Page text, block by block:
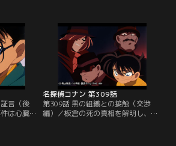
て、凶器
郎に麻酔
ンだが、
方なくコ
トを与え
黒の組織のメンバー・テキーラと似
た風貌の男を見かけたと聞き、この
事件に関係しているのではないかと
考える。コナンたちは3人の依頼人
とともに板倉が潜伏していた部屋を
訪れるが…。
言（後
は心臓発
名探偵コナン 第309話
第309話 黒の組織との接触（交渉
編）／板倉の死の真相を解明し、殺